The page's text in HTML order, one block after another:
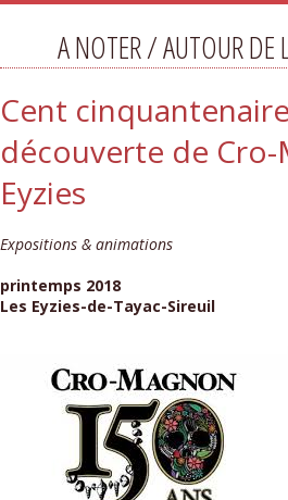
A NOTER / AUTOUR DE
Cent
découverte de
Eyzies
Expositions & animations
printemps 2018
Les Eyzies-de-Tayac-Sireuil